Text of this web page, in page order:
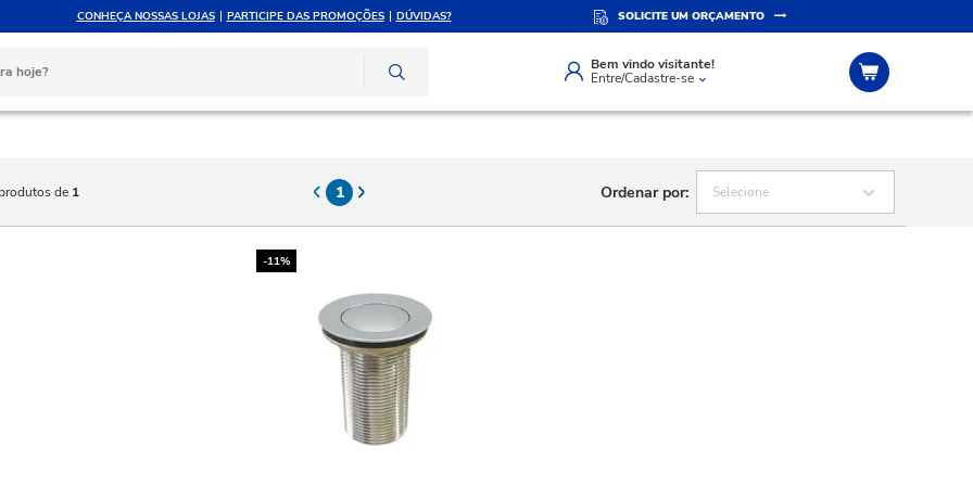
CONHEÇA NOSSAS LOJAS PARTICIPE DAS PROMOÇÕES DÚVIDAS? SOLICITE UM ORÇAMENTO
Bem vindo visitante!
Entre/Cadastre-se
ATÉ 10X SEM JUROS ATENDIMENTO PERSONALIZADO SITE SEGURO
de 1 1 Ordenar por: Selecione
-11%